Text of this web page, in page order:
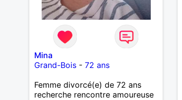
Mina
Grand-Bois- 72 ans
Femme divorcé(e) de 72 ans
recherche rencontre amoureuse